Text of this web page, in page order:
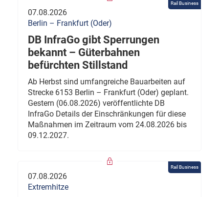
Rail Business
07.08.2026
Berlin – Frankfurt (Oder)
DB InfraGo gibt Sperrungen
bekannt – Güterbahnen
befürchten Stillstand
Ab Herbst sind umfangreiche Bauarbeiten auf
Strecke 6153 Berlin – Frankfurt (Oder) geplant.
Gestern (06.08.2026) veröffentlichte DB
InfraGo Details der Einschränkungen für diese
Maßnahmen im Zeitraum vom 24.08.2026 bis
09.12.2027.
Rail Business
07.08.2026
Extremhitze